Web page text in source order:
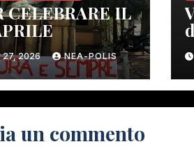
CELEBRARE IL
27, 2026 NEA-POLIS
un commento